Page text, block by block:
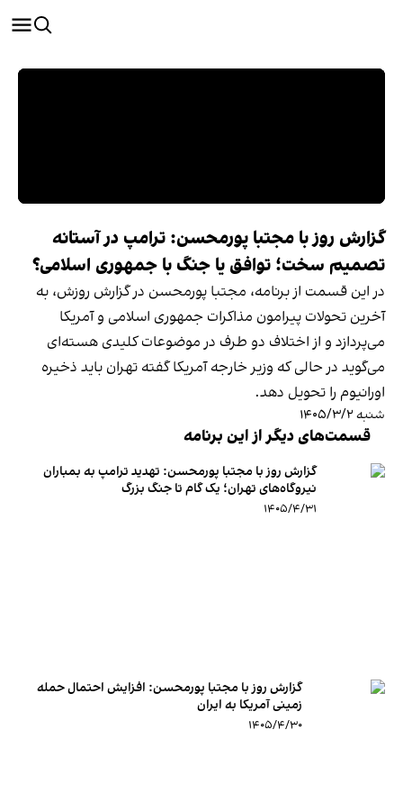
گزارش روز با مجتبا پورمحسن: ترامپ در آستانه
تصمیم سخت؛ توافق یا جنگ با جمهوری اسلامی؟
در این قسمت از برنامه، مجتبا پورمحسن در گزارش روزش، به
آخرین تحولات پیرامون مذاکرات جمهوری اسلامی و آمریکا
می‌پردازد و از اختلاف دو طرف در موضوعات کلیدی هسته‌ای
می‌گوید در حالی که وزیر خارجه آمریکا گفته تهران باید ذخیره
اورانیوم را تحویل دهد.
شنبه ۱۴۰۵/۳/۲
قسمت‌های دیگر از این برنامه
گزارش روز با مجتبا پورمحسن: تهدید ترامپ به بمباران
نیروگاه‌های تهران؛ یک گام تا جنگ بزرگ
۱۴۰۵/۴/۳۱
گزارش روز با مجتبا پورمحسن: افزایش احتمال حمله
زمینی آمریکا به ایران
۱۴۰۵/۴/۳۰